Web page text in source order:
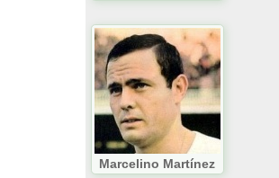
Marcelino Martínez